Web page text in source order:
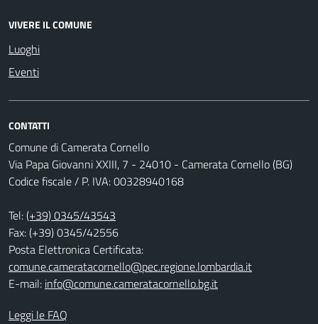
VIVERE IL COMUNE
Luoghi
Eventi
CONTATTI
Comune di Camerata Cornello
Via Papa Giovanni XXIII, 7 - 24010 - Camerata Cornello (BG)
Codice fiscale / P. IVA: 00328940168
Tel:(+39) 0345/43543
Fax: (+39) 0345/42556
Posta Elettronica Certificata:
comune.cameratacornello@pec.regione.lombardia.it
E-mail: info@comune.cameratacornello.bg.it
Leggi le FAQ